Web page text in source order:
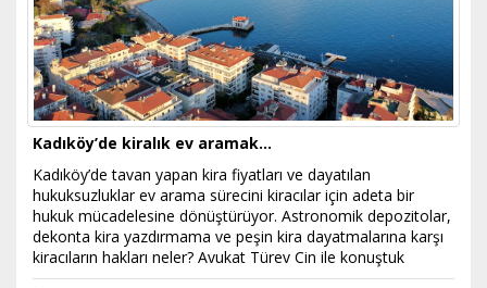
Kadıköy’de kiralık ev aramak…
Kadıköy’de tavan yapan kira fiyatları ve dayatılan
hukuksuzluklar ev arama sürecini kiracılar için adeta bir
hukuk mücadelesine dönüştürüyor. Astronomik depozitolar,
dekonta kira yazdırmama ve peşin kira dayatmalarına karşı
kiracıların hakları neler? Avukat Türev Cin ile konuştuk